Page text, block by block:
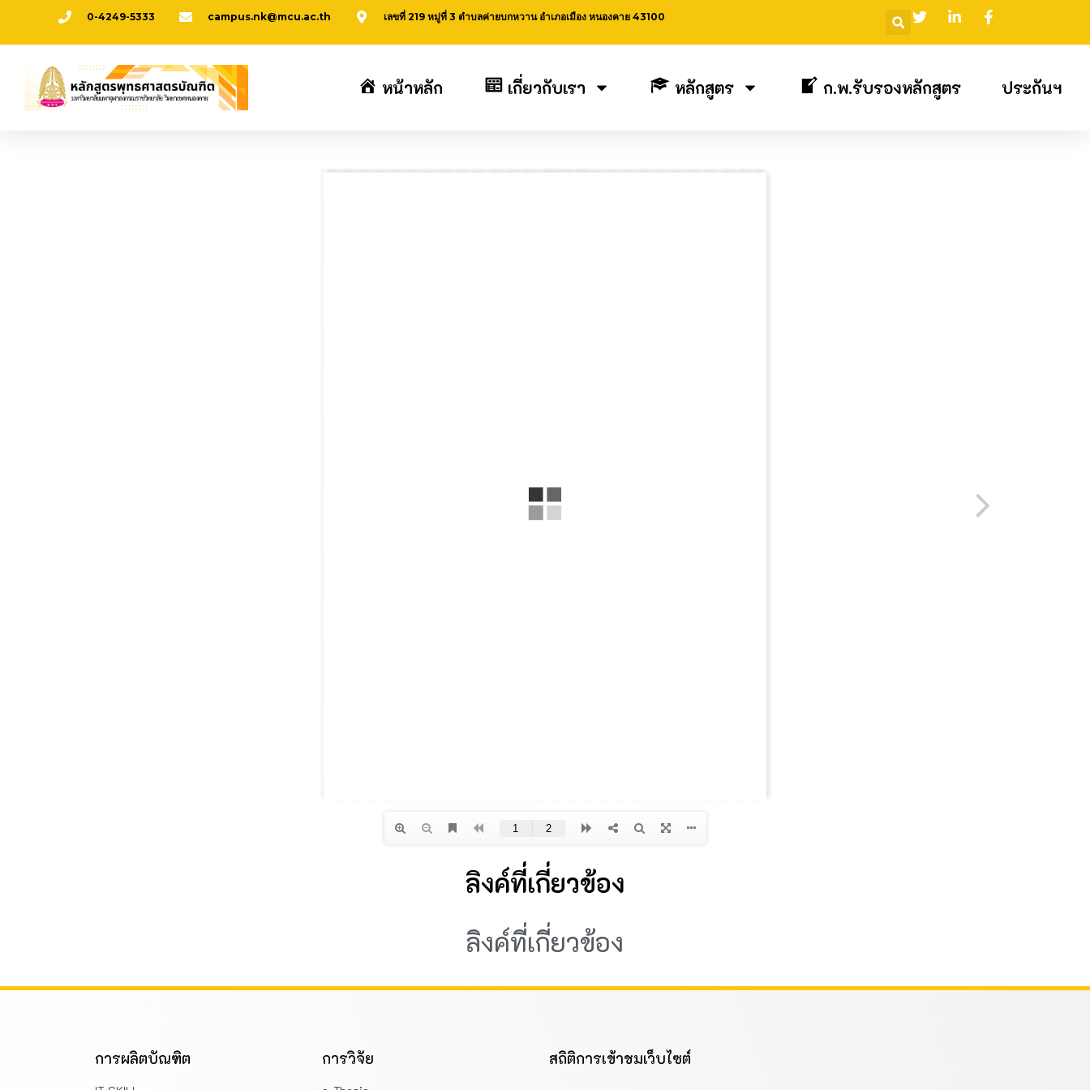
0-4249-5333 campus.nk@mcu.ac.th เลขที่ 219 หมู่ที่ 3 ตำบลค่ายบกหวาน อำเภอเมือง หนองคาย 43100
หน้าหลัก เกี่ยวกับเรา หลักสูตร ก.พ.รับรองหลักสูตร ประกันฯ
ลิงค์ที่เกี่ยวข้อง
ลิงค์ที่เกี่ยวข้อง
การผลิตบัณฑิต การวิจัย สถิติการเข้าชมเว็บไซต์